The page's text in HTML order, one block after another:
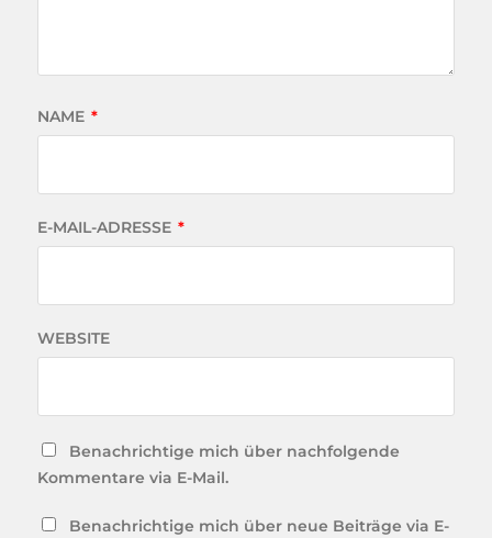
NAME *
E-MAIL-ADRESSE *
WEBSITE
Benachrichtige mich über nachfolgende
Kommentare via E-Mail.
Benachrichtige mich über neue Beiträge via E-